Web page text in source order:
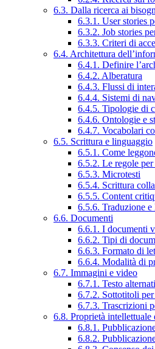
6.3. Dalla ricerca ai
6.3.1. User stories
6.3.2. Job stories
6.3.3. Criteri di
6.4. Architettura
6.4.1. Definire
6.4.2. Alberatura
6.4.3. Flussi di
6.4.4. Sistemi di
6.4.5. Tipologie di
6.4.6. Ontologie e
6.4.7. Vocabolari
6.5. Scrittura e linguaggio
6.5.1. Come
6.5.2. Le regole
6.5.3. Microtesti
6.5.4. Scrittura
6.5.5. Content
6.5.6. Traduzione
6.6. Documenti
6.6.1. I documenti
6.6.2. Tipi di
6.6.3. Formato di
6.6.4. Modalità di
6.7. Immagini e video
6.7.1. Testo
6.7.2. Sottotitoli
6.7.3. Trascrizioni
6.8. Proprietà intellettuale
6.8.1.
6.8.2.